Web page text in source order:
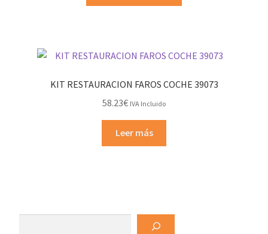
KIT RESTAURACION FAROS COCHE 39073
58.23€ IVA Incluido
Leer más